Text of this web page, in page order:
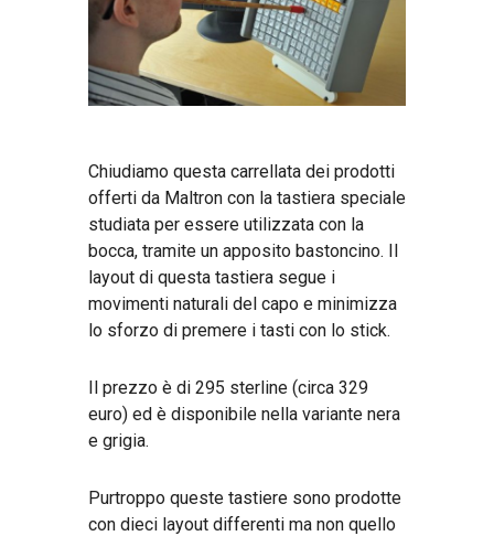
Chiudiamo questa carrellata dei prodotti
offerti da Maltron con la tastiera speciale
studiata per essere utilizzata con la
bocca, tramite un apposito bastoncino. Il
layout di questa tastiera segue i
movimenti naturali del capo e minimizza
lo sforzo di premere i tasti con lo stick.
Il prezzo è di 295 sterline (circa 329
euro) ed è disponibile nella variante nera
e grigia.
Purtroppo queste tastiere sono prodotte
con dieci layout differenti ma non quello